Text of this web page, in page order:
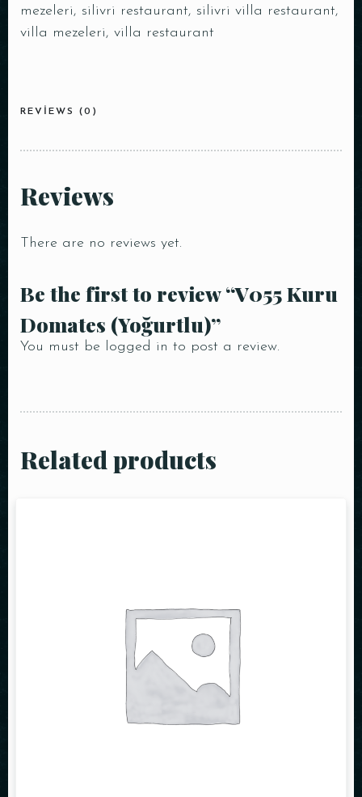
mezeleri, silivri restaurant, silivri villa restaurant,
villa mezeleri, villa restaurant
REVIEWS (0)
Reviews
There are no reviews yet.
Be the first to review “V055 Kuru
Domates (Yoğurtlu)”
You must be logged in to post a review.
Related products